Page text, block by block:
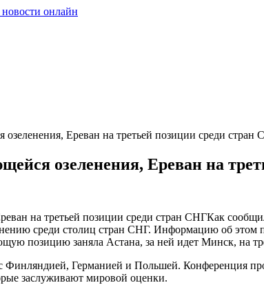
Ереван на третьей позиции среди стран
озеленения, Ереван на
Как
среди столиц стран СНГ. Информацию об
позицию заняла Астана, за ней идет Минск, на
Германией и Польшей. Конференция
заслуживают мировой оценки.